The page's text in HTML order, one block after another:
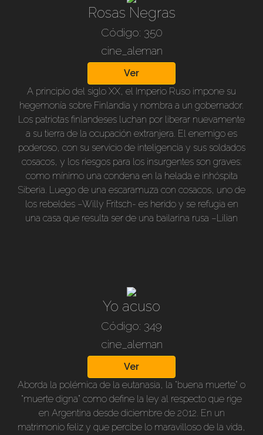
familia hay mucha indignación por el designado,
ambiciones y codicia, por lo que intentarán todo para
que beba y pierda la herencia. Pero en realidad Peter
está mucho mas interesado por otra cosa, que no la
herencia y la fortuna material.
Rosas Negras
Código: 350
cine_aleman
Ver
A principio del siglo XX, el Imperio Ruso impone su
hegemonía sobre Finlandia y nombra a un gobernador.
Los patriotas finlandeses luchan por liberar nuevamente
a su tierra de la ocupación extranjera. El enemigo es
poderoso, con su servicio de inteligencia y sus soldados
cosacos, y los riesgos para los insurgentes son graves:
como mínimo una condena en la helada e inhóspita
Siberia. Luego de una escaramuza con cosacos, uno de
los rebeldes –Willy Fritsch- es herido y se refugia en
una casa que resulta ser de una bailarina rusa –Lilian
Yo acuso
Código: 349
cine_aleman
Ver
Aborda la polémica de la eutanasia, la “buena muerte” o
“muerte digna” como define la ley al respecto que rige
en Argentina desde diciembre de 2012. En un
matrimonio feliz y que percibe lo maravilloso de la vida,